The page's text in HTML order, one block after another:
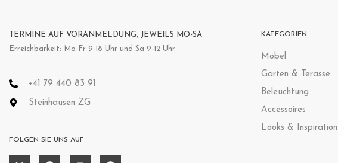
TERMINE AUF VORANMELDUNG, JEWEILS MO-SA
Erreichbarkeit: Mo-Fr 9-18 Uhr und Sa 9-12 Uhr
+41 79 440 83 91
Steinhausen ZG
FOLGEN SIE UNS AUF
KATEGORIEN
Möbel
Garten & Terasse
Beleuchtung
Accessoires
Looks & Inspiration